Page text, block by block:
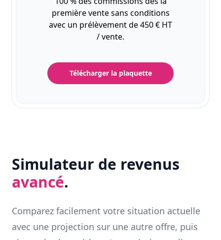
première vente sans conditions
avec un prélèvement de 450 € HT
/ vente.
Télécharger la plaquette
Simulateur de revenus
avancé.
Comparez facilement votre situation actuelle
avec une projection sur une autre offre, puis